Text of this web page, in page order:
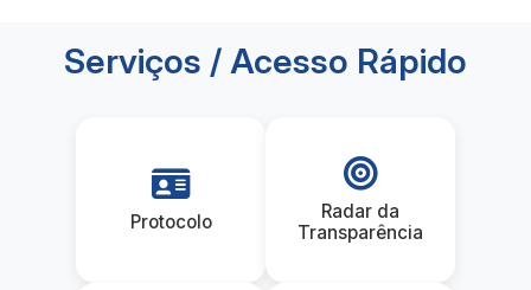
Serviços / Acesso Rápido
Protocolo
Radar da
Transparência